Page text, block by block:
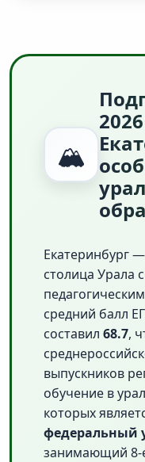
🏔️
Екатеринбург
столица Урала
средний балл
составил 68.7,
выпускников
обучение в
которых
федеральный
занимающий 8-